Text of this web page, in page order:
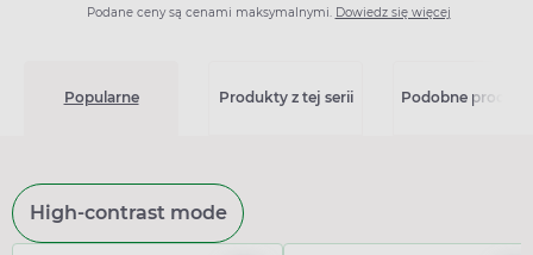
Podane ceny są cenami maksymalnymi. Dowiedz się więcej
Popularne Produkty z tej serii Podobne
High-contrast mode